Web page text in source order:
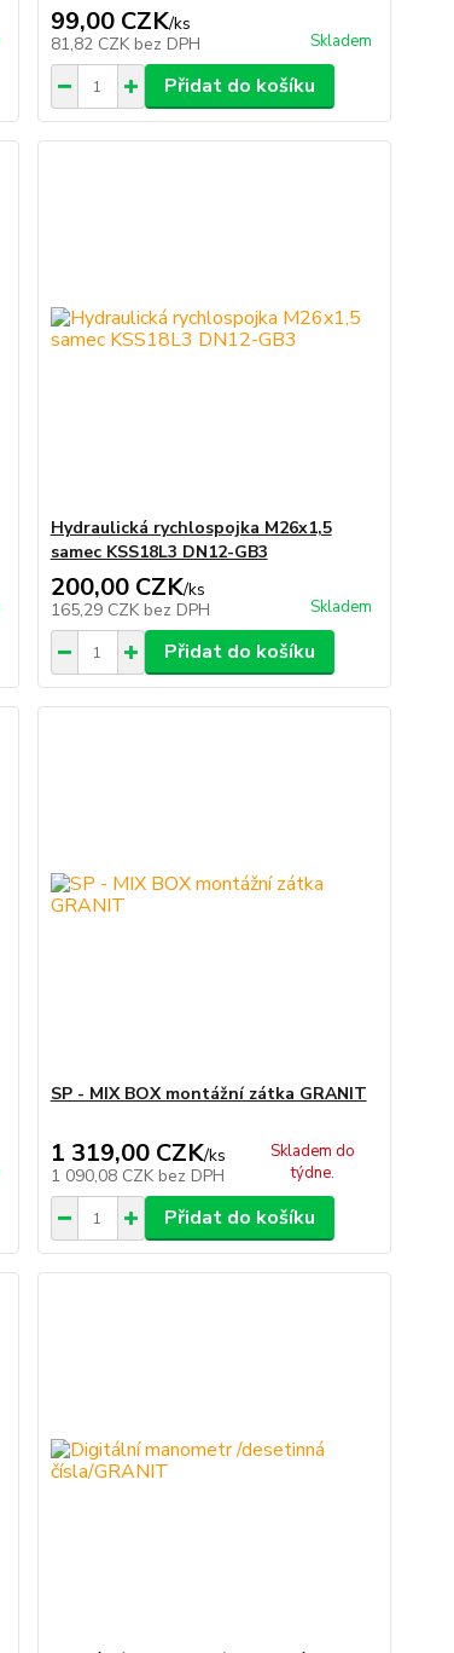
99,00 CZK/ks
81,82 CZK bez DPH Skladem
Přidat do košíku
Hydraulická rychlospojka M26x1,5
samec KSS18L3 DN12-GB3
200,00 CZK/ks
165,29 CZK bez DPH Skladem
Přidat do košíku
SP - MIX BOX montážní zátka GRANIT
1 319,00 CZK/ks
1 090,08 CZK bez DPH
Skladem do
týdne.
Přidat do košíku